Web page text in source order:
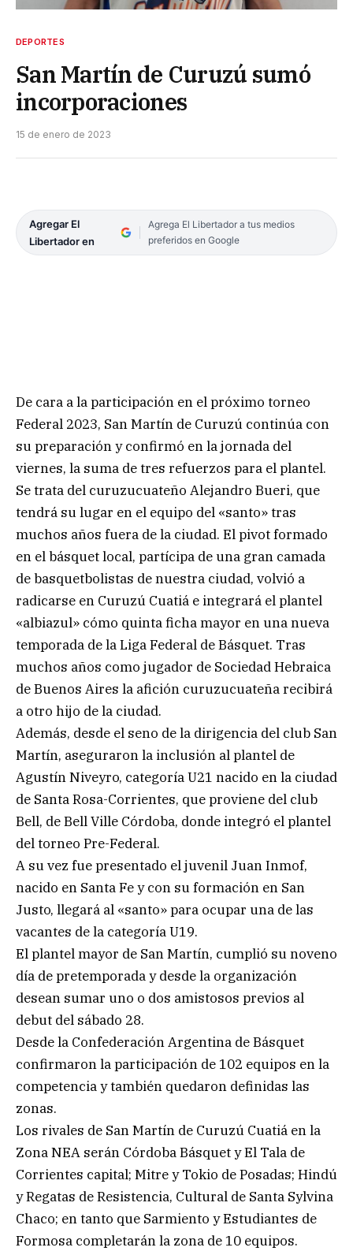
DEPORTES
San Martín de Curuzú sumó
incorporaciones
15 de enero de 2023
Agregar El
Libertador en
Agrega El Libertador a tus medios
preferidos en Google
De cara a la participación en el próximo torneo
Federal 2023, San Martín de Curuzú continúa con
su preparación y confirmó en la jornada del
viernes, la suma de tres refuerzos para el plantel.
Se trata del curuzucuateño Alejandro Bueri, que
tendrá su lugar en el equipo del «santo» tras
muchos años fuera de la ciudad. El pivot formado
en el básquet local, partícipa de una gran camada
de basquetbolistas de nuestra ciudad, volvió a
radicarse en Curuzú Cuatiá e integrará el plantel
«albiazul» cómo quinta ficha mayor en una nueva
temporada de la Liga Federal de Básquet. Tras
muchos años como jugador de Sociedad Hebraica
de Buenos Aires la afición curuzucuateña recibirá
a otro hijo de la ciudad.
Además, desde el seno de la dirigencia del club San
Martín, aseguraron la inclusión al plantel de
Agustín Niveyro, categoría U21 nacido en la ciudad
de Santa Rosa-Corrientes, que proviene del club
Bell, de Bell Ville Córdoba, donde integró el plantel
del torneo Pre-Federal.
A su vez fue presentado el juvenil Juan Inmof,
nacido en Santa Fe y con su formación en San
Justo, llegará al «santo» para ocupar una de las
vacantes de la categoría U19.
El plantel mayor de San Martín, cumplió su noveno
día de pretemporada y desde la organización
desean sumar uno o dos amistosos previos al
debut del sábado 28.
Desde la Confederación Argentina de Básquet
confirmaron la participación de 102 equipos en la
competencia y también quedaron definidas las
zonas.
Los rivales de San Martín de Curuzú Cuatiá en la
Zona NEA serán Córdoba Básquet y El Tala de
Corrientes capital; Mitre y Tokio de Posadas; Hindú
y Regatas de Resistencia, Cultural de Santa Sylvina
Chaco; en tanto que Sarmiento y Estudiantes de
Formosa completarán la zona de 10 equipos.